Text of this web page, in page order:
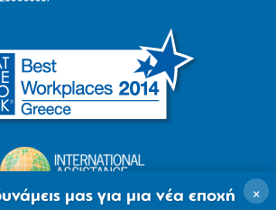
×
μας για μια νέα εποχή